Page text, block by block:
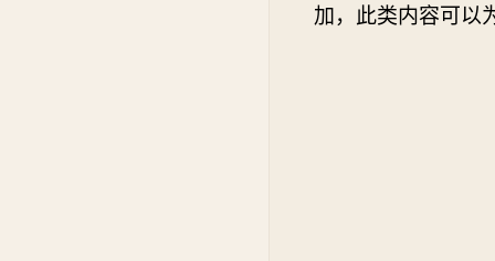
加，此类内容可以